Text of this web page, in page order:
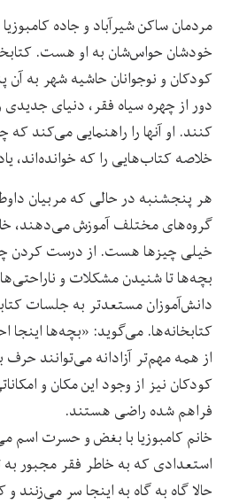
مردمان ساکن شیرآباد و جاده
خودشان حواس‌شان به او هست.
کودکان و نوجوانان حاشیه شهر به آن
دور از چهره سیاه فقر، دنیای جدیدی
کنند. او آنها را راهنمایی می‌کند که
خلاصه کتاب‌هایی را که خوانده‌اند،
هر پنجشنبه در حالی که مربیان
گروه‌های مختلف آموزش می‌دهند،
خیلی چیزها هست. از درست کردن
بچه‌ها تا شنیدن مشکلات و
دانش‌آموزان مستعدتر به جلسات
کتابخانه‌ها. می‌گوید: «بچه‌ها
از همه مهم‌تر آزادانه می‌توانند حرف
کودکان نیز از وجود این مکان و
فراهم شده راضی هستند.
خانم کامبوزیا با بغض و حسرت اسم
استعدادی که به خاطر فقر مجبور
حالا گاه به گاه به اینجا سر می‌زنند